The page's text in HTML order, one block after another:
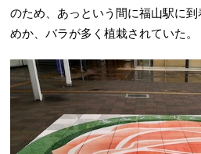
のため、あっという間に福山駅に
めか、バラが多く植栽されていた。